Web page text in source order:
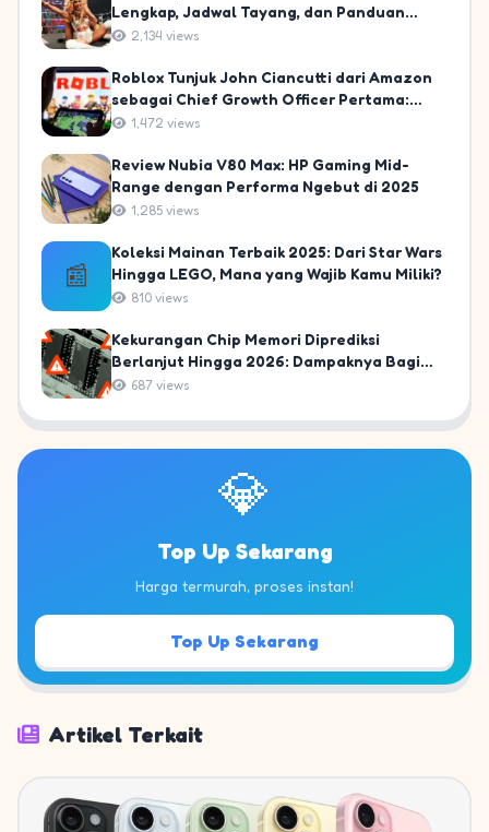
Lengkap, Jadwal Tayang, dan Panduan
Nonton untuk Fans Indonesia
2,134 views
Roblox Tunjuk John Ciancutti dari Amazon
sebagai Chief Growth Officer Pertama:
Langkah Strategis Menuju 10% Pasar
1,472 views
Review Nubia V80 Max: HP Gaming Mid-
Range dengan Performa Ngebut di 2025
1,285 views
📰
Koleksi Mainan Terbaik 2025: Dari Star Wars
Hingga LEGO, Mana yang Wajib Kamu Miliki?
810 views
Kekurangan Chip Memori Diprediksi
Berlanjut Hingga 2026: Dampaknya Bagi
Gamer dan PC Build Indonesia!
687 views
💎
Top Up Sekarang
Harga termurah, proses instan!
Top Up Sekarang
Artikel Terkait